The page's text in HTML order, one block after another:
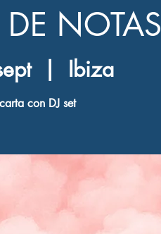
DE NOTAS
  |
Ibiza
con DJ set